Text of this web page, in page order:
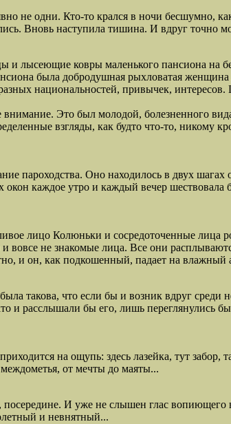
не одни. Кто-то крался в ночи бесшумно,
Вновь наступила тишина. И вдруг точно
лысеющие ковры маленького пансиона на
была добродушная рыхловатая женщина
национальностей, привычек,
внимание. Это был молодой, болезненного
взгляды, как будто что-то, никому
пароходства. Оно находилось в двух
каждое утро и каждый вечер шествовала
лицо Колюньки и сосредоточенные лица
вовсе не знакомые лица. Все они
и он, как подкошенный, падает на влажный
такова, что если бы и возник вдруг среди
и расслышали бы его, лишь
на ощупь: здесь лазейка, тут
от мечты до маяты...
посередине. И уже не слышен глас вопиющего
и невнятный...